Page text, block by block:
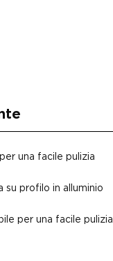
una facile pulizia
su profilo in alluminio
per una facile pulizia